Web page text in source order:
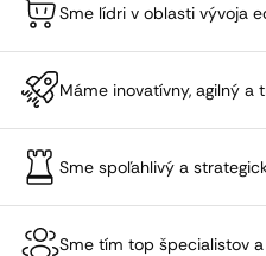
Sme lídri v oblasti vývoja
Máme inovatívny, agilný
Sme spoľahlivý a
Sme tím top špecialistov